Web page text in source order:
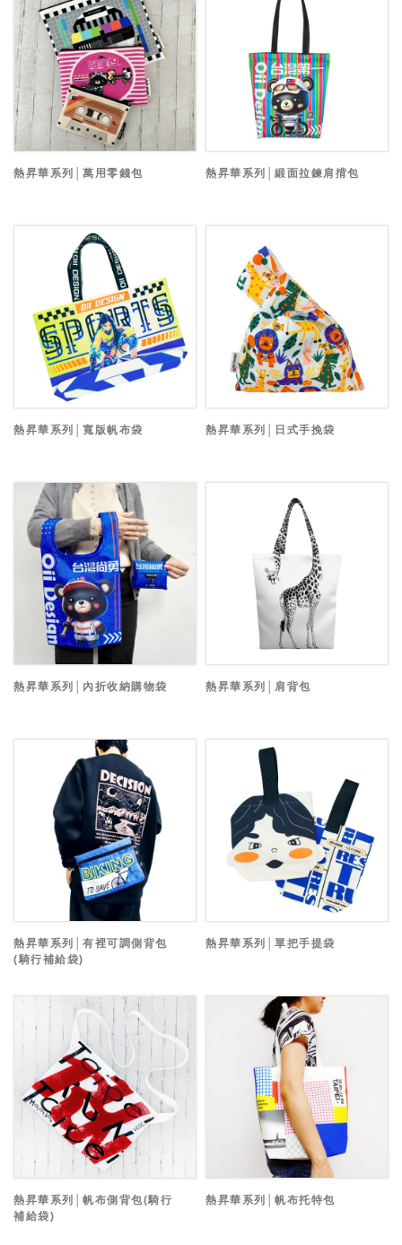
熱昇華系列│萬用零錢包 熱昇華系列│緞面拉鍊肩揹包
熱昇華系列│寬版帆布袋 熱昇華系列│日式手挽袋
熱昇華系列│內折收納購物袋 熱昇華系列│肩背包
熱昇華系列│有裡可調側背包
(騎行補給袋)
熱昇華系列│單把手提袋
熱昇華系列│帆布側背包(騎行
補給袋)
熱昇華系列│帆布托特包